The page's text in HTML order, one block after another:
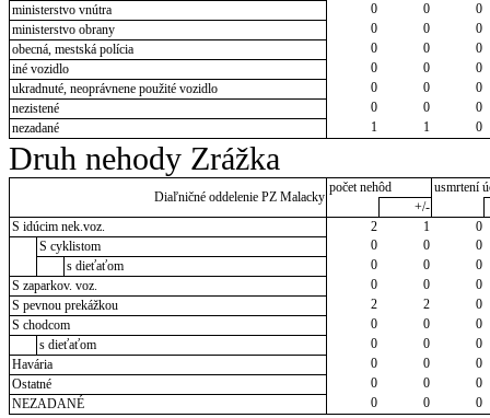
ministerstvo vnútra
0 0
0
ministerstvo obrany
0 0
0
obecná, mestská polícia
0 0
0
iné vozidlo
0 0
0
ukradnuté, neoprávnene použité vozidlo
0 0
0
nezistené
0 0
0
nezadané
1 1 0
Druh nehody Zrážka
Diaľničné oddelenie PZ Malacky
počet nehôd
usmrtení
+/-
S idúcim nek.voz.
2 1
0
S cyklistom
0 0
0
s dieťaťom
0 0
0
S zaparkov. voz.
0 0
0
S pevnou prekážkou
2 2
0
S chodcom
0 0
0
s dieťaťom
0 0
0
Havária
0 0
0
Ostatné
0 0
0
NEZADANÉ
0 0 0